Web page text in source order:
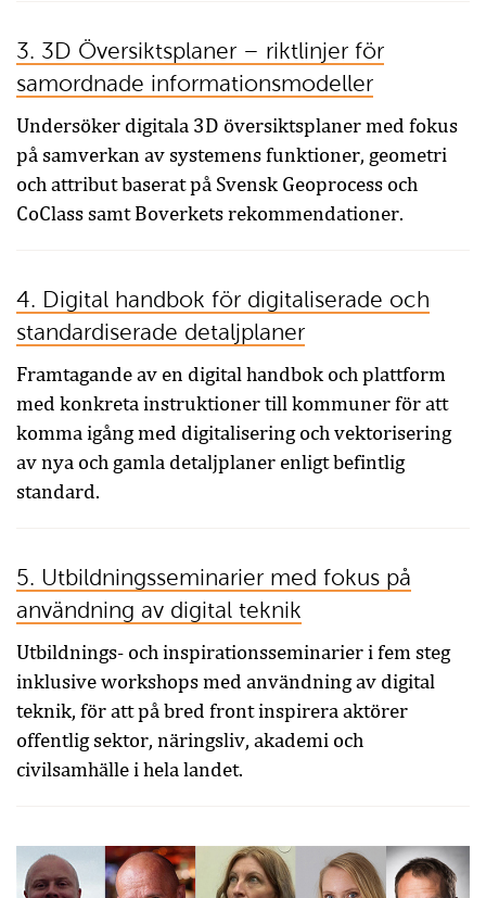
3. 3D Översiktsplaner – riktlinjer för
samordnade informationsmodeller
Undersöker digitala 3D översiktsplaner med fokus
på samverkan av systemens funktioner, geometri
och attribut baserat på Svensk Geoprocess och
CoClass samt Boverkets rekommendationer.
4. Digital handbok för digitaliserade och
standardiserade detaljplaner
Framtagande av en digital handbok och plattform
med konkreta instruktioner till kommuner för att
komma igång med digitalisering och vektorisering
av nya och gamla detaljplaner enligt befintlig
standard.
5. Utbildningsseminarier med fokus på
användning av digital teknik
Utbildnings- och inspirationsseminarier i fem steg
inklusive workshops med användning av digital
teknik, för att på bred front inspirera aktörer
offentlig sektor, näringsliv, akademi och
civilsamhälle i hela landet.